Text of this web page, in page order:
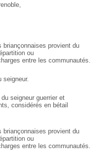
briançonnaises provient du
ou
entre les communautés.
seigneur guerrier et
considérés en bétail
briançonnaises provient du
ou
entre les communautés.